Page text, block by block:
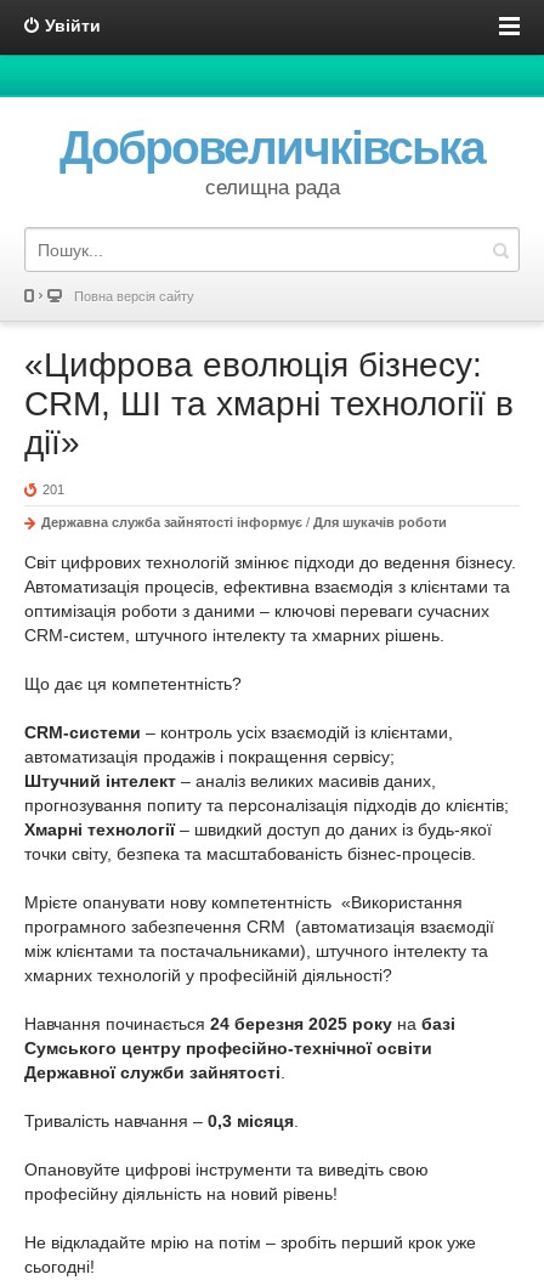
Увійти
Добровеличківська
селищна рада
Повна версія сайту
«Цифрова еволюція бізнесу:
CRM, ШІ та хмарні технології в
дії»
201
Державна служба зайнятості інформує / Для шукачів роботи
Світ цифрових технологій змінює підходи до ведення бізнесу.
Автоматизація процесів, ефективна взаємодія з клієнтами та
оптимізація роботи з даними – ключові переваги сучасних
CRM-систем, штучного інтелекту та хмарних рішень.
Що дає ця компетентність?
CRM-системи – контроль усіх взаємодій із клієнтами,
автоматизація продажів і покращення сервісу;
Штучний інтелект – аналіз великих масивів даних,
прогнозування попиту та персоналізація підходів до клієнтів;
Хмарні технології– швидкий доступ до даних із будь-якої
точки світу, безпека та масштабованість бізнес-процесів.
Мрієте опанувати нову компетентність «Використання
програмного забезпечення CRM (автоматизація взаємодії
між клієнтами та постачальниками), штучного інтелекту та
хмарних технологій у професійній діяльності?
Навчання починається 24 березня 2025 року на бaзi
Сумського центру професійно-технічної освіти
Державної служби зайнятості
Тривалість навчання – 0,3 місяця
Опановуйте цифрові інструменти та виведіть свою
професійну діяльність на новий рівень!
Не відкладайте мрію на потім – зробіть перший крок уже
сьогодні!